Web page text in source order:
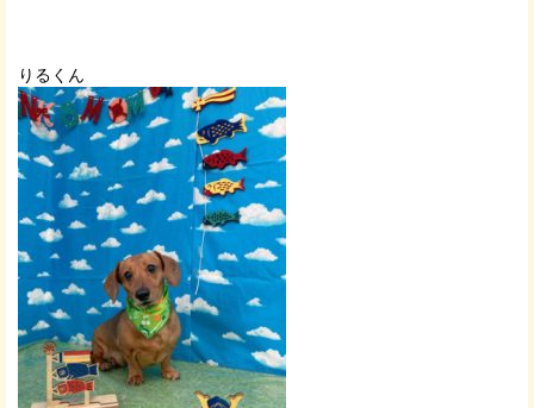
りるくん